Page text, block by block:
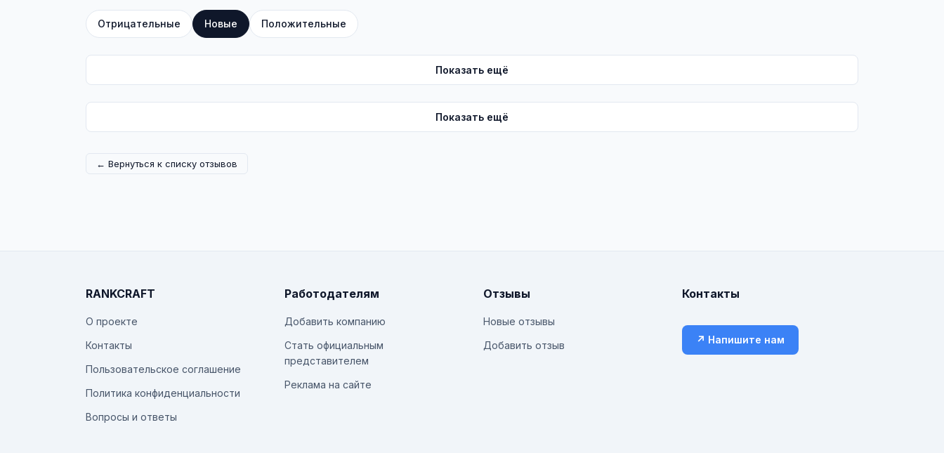
Отрицательные Новые Положительные
Показать ещё
Показать ещё
← Вернуться к списку отзывов
RANKCRAFT
О проекте
Контакты
Пользовательское соглашение
Политика конфиденциальности
Вопросы и ответы
Работодателям
Добавить компанию
Стать официальным
представителем
Реклама на сайте
Отзывы
Новые отзывы
Добавить отзыв
Контакты
↗ Напишите нам